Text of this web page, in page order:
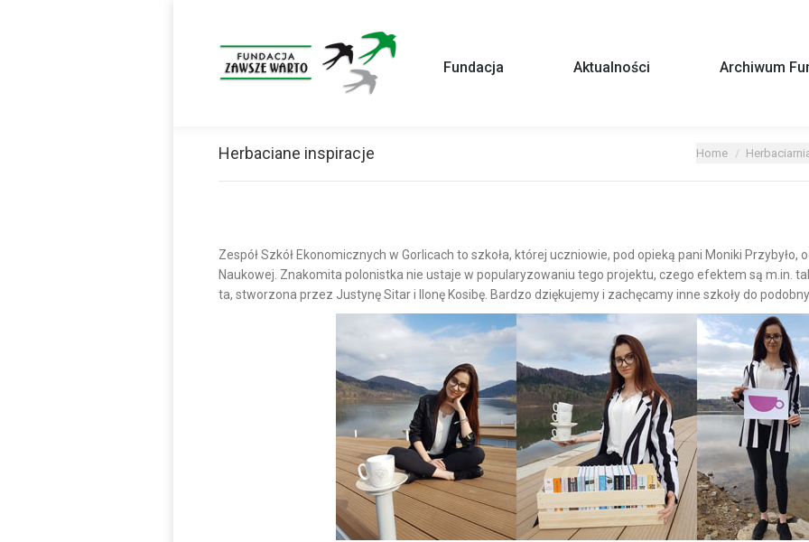
Fundacja Aktualności Archiwum
Herbaciane inspiracje Home
Zespół Szkół Ekonomicznych w Gorlicach to szkoła, której uczniowie, pod opieką pani Moniki Przybyło,
Naukowej. Znakomita polonistka nie ustaje w popularyzowaniu tego projektu, czego efektem są m.in.
ta, stworzona przez Justynę Sitar i Ilonę Kosibę. Bardzo dziękujemy i zachęcamy inne szkoły do